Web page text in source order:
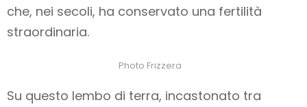
che, nei secoli, ha conservato una fertilità
straordinaria.
Photo Frizzera
Su questo lembo di terra, incastonato tra